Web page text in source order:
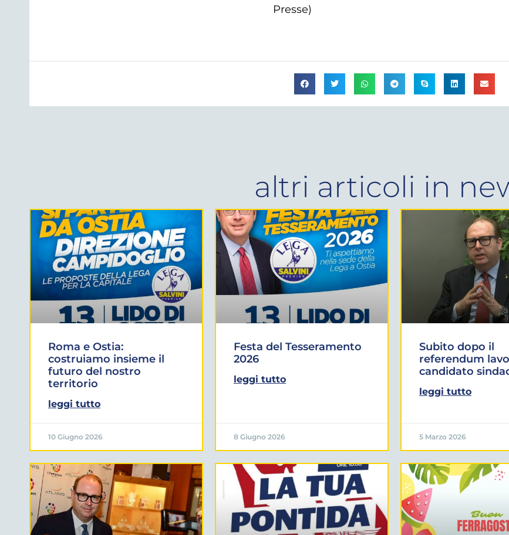
Presse)
altri articoli in
Roma e Ostia:
costruiamo insieme il
futuro del nostro
territorio
leggi tutto
10 Giugno 2026
Festa del Tesseramento
2026
leggi tutto
8 Giugno 2026
Subito dopo il
referendum
candidato
leggi tutto
5 Marzo 2026